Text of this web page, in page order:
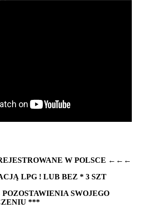
W POLSCE ←←←
LPG ! LUB BEZ * 3 SZT
SWOJEGO
***